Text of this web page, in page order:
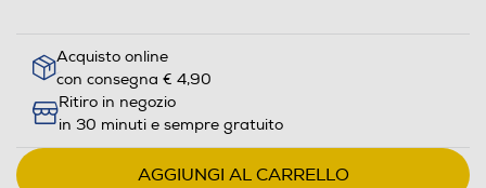
Acquisto online
con consegna € 4,90
Ritiro in negozio
in 30 minuti e sempre gratuito
AGGIUNGI AL CARRELLO